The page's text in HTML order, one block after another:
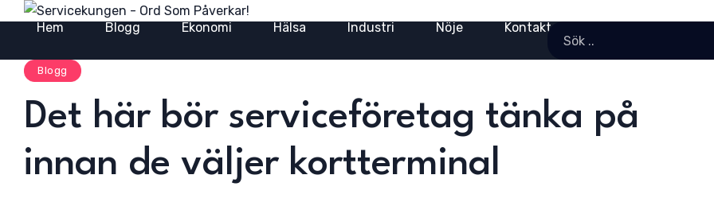
Hem Blogg Ekonomi Hälsa Industri Nöje Kontakt
Blogg
Det här bör serviceföretag tänka på
innan de väljer kortterminal